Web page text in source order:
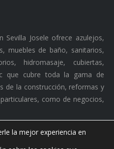
Sevilla Josele ofrece azulejos,
muebles de baño, sanitarios,
hidromasaje, cubiertas,
que cubre toda la gama de
de la construcción, reformas y
como de negocios,
la mejor experiencia en